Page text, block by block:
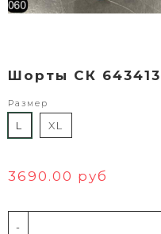
Шорты СК
Размер
L XL
3690.00 руб
-